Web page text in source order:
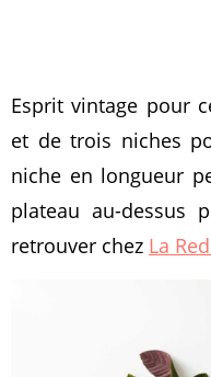
Esprit vintage pour
et de trois niches
niche en longueur
plateau au-dessus
retrouver chez La